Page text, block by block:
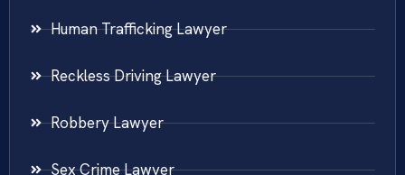
Human Trafficking Lawyer
Reckless Driving Lawyer
Robbery Lawyer
Sex Crime Lawyer